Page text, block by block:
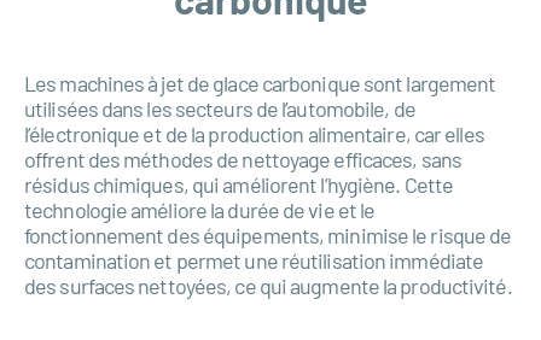
Les machines à jet de glace carbonique sont largement
utilisées dans les secteurs de l’automobile, de
l’électronique et de la production alimentaire, car elles
offrent des méthodes de nettoyage efficaces, sans
résidus chimiques, qui améliorent l’hygiène. Cette
technologie améliore la durée de vie et le
fonctionnement des équipements, minimise le risque de
contamination et permet une réutilisation immédiate
des surfaces nettoyées, ce qui augmente la productivité.